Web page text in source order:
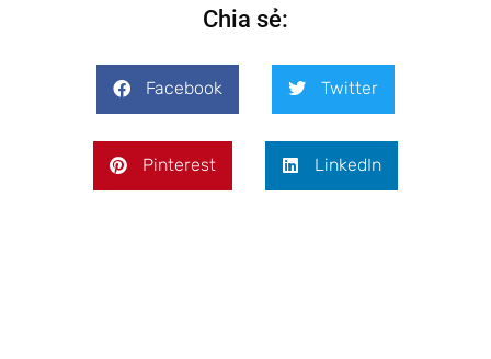
Chia sẻ:
Facebook Twitter
Pinterest LinkedIn